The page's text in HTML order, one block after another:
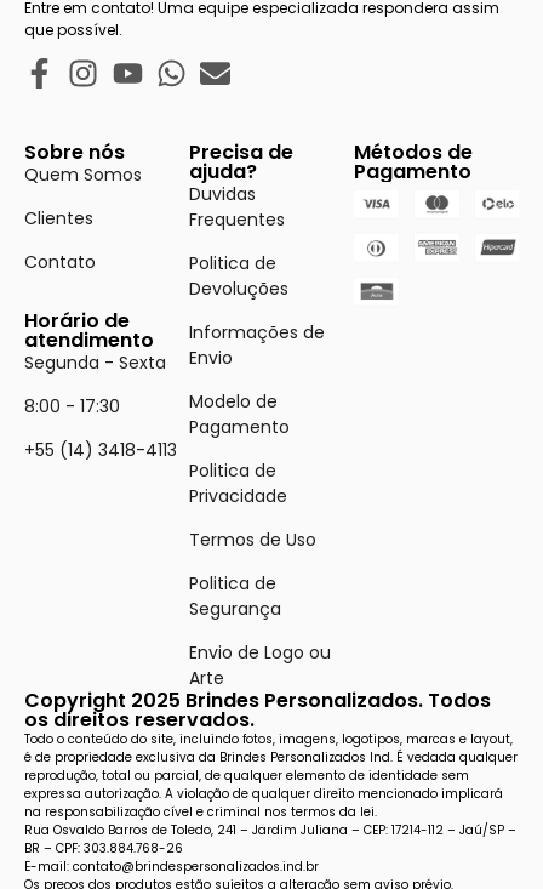
Entre em contato! Uma equipe especializada respondera assim
que possível.
Sobre nós
Quem Somos
Clientes
Contato
Horário de
atendimento
Segunda - Sexta
8:00 - 17:30
+55 (14) 3418-4113
Precisa de
ajuda?
Duvidas
Frequentes
Politica de
Devoluções
Informações de
Envio
Modelo de
Pagamento
Politica de
Privacidade
Termos de Uso
Politica de
Segurança
Envio de Logo ou
Arte
Métodos de
Pagamento
Copyright 2025 Brindes Personalizados. Todos
os direitos reservados.
Todo o conteúdo do site, incluindo fotos, imagens, logotipos, marcas e layout,
é de propriedade exclusiva da Brindes Personalizados Ind. É vedada qualquer
reprodução, total ou parcial, de qualquer elemento de identidade sem
expressa autorização. A violação de qualquer direito mencionado implicará
na responsabilização cível e criminal nos termos da lei.
Rua Osvaldo Barros de Toledo, 241 – Jardim Juliana – CEP: 17214-112 – Jaú/SP –
BR – CPF: 303.884.768-26
E-mail: contato@brindespersonalizados.ind.br
Os preços dos produtos estão sujeitos a alteração sem aviso prévio.